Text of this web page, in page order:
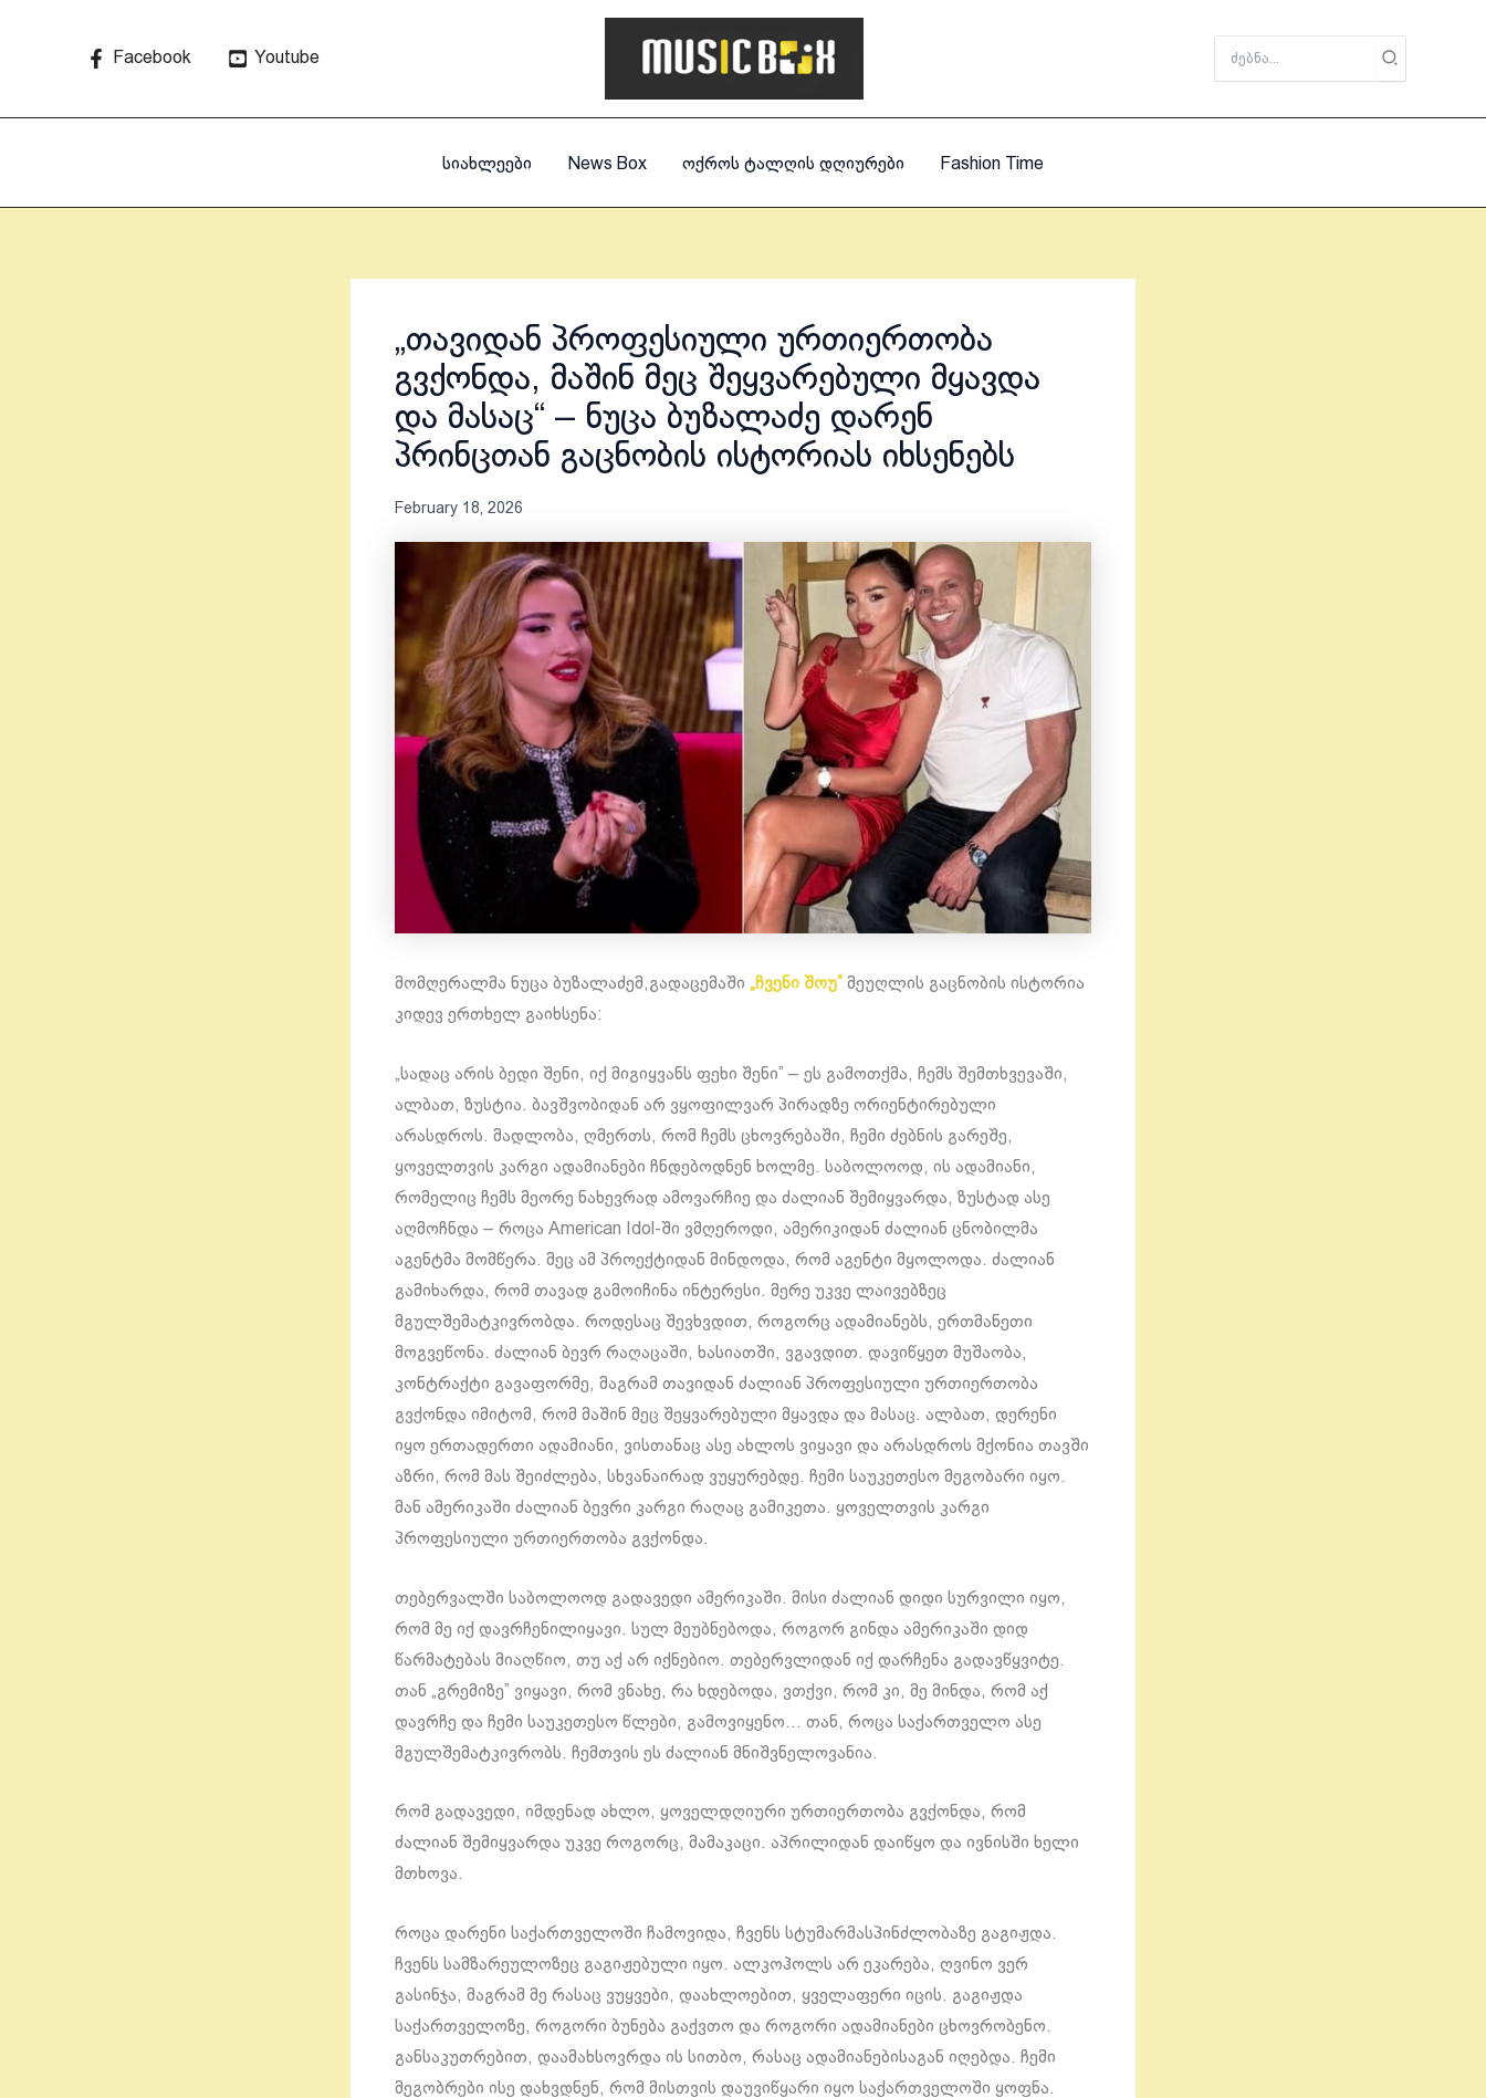
Facebook Youtube
for:
სიახლეები News Box ოქროს ტალღის დღიურები Fashion Time
„თავიდან პროფესიული ურთიერთობა
გვქონდა, მაშინ მეც შეყვარებული მყავდა
და მასაც“ – ნუცა ბუზალაძე დარენ
პრინცთან გაცნობის ისტორიას იხსენებს
February 18, 2026
მომღერალმა ნუცა ბუზალაძემ,გადაცემაში „ჩვენი შოუ” მეუღლის გაცნობის ისტორია
კიდევ ერთხელ გაიხსენა:
„სადაც არის ბედი შენი, იქ მიგიყვანს ფეხი შენი” – ეს გამოთქმა, ჩემს შემთხვევაში,
ალბათ, ზუსტია. ბავშვობიდან არ ვყოფილვარ პირადზე ორიენტირებული
არასდროს. მადლობა, ღმერთს, რომ ჩემს ცხოვრებაში, ჩემი ძებნის გარეშე,
ყოველთვის კარგი ადამიანები ჩნდებოდნენ ხოლმე. საბოლოოდ, ის ადამიანი,
რომელიც ჩემს მეორე ნახევრად ამოვარჩიე და ძალიან შემიყვარდა, ზუსტად ასე
აღმოჩნდა – როცა American Idol-ში ვმღეროდი, ამერიკიდან ძალიან ცნობილმა
აგენტმა მომწერა. მეც ამ პროექტიდან მინდოდა, რომ აგენტი მყოლოდა. ძალიან
გამიხარდა, რომ თავად გამოიჩინა ინტერესი. მერე უკვე ლაივებზეც
მგულშემატკივრობდა. როდესაც შევხვდით, როგორც ადამიანებს, ერთმანეთი
მოგვეწონა. ძალიან ბევრ რაღაცაში, ხასიათში, ვგავდით. დავიწყეთ მუშაობა,
კონტრაქტი გავაფორმე, მაგრამ თავიდან ძალიან პროფესიული ურთიერთობა
გვქონდა იმიტომ, რომ მაშინ მეც შეყვარებული მყავდა და მასაც. ალბათ, დერენი
იყო ერთადერთი ადამიანი, ვისთანაც ასე ახლოს ვიყავი და არასდროს მქონია თავში
აზრი, რომ მას შეიძლება, სხვანაირად ვუყურებდე. ჩემი საუკეთესო მეგობარი იყო.
მან ამერიკაში ძალიან ბევრი კარგი რაღაც გამიკეთა. ყოველთვის კარგი
პროფესიული ურთიერთობა გვქონდა.
თებერვალში საბოლოოდ გადავედი ამერიკაში. მისი ძალიან დიდი სურვილი იყო,
რომ მე იქ დავრჩენილიყავი. სულ მეუბნებოდა, როგორ გინდა ამერიკაში დიდ
წარმატებას მიაღწიო, თუ აქ არ იქნებიო. თებერვლიდან იქ დარჩენა გადავწყვიტე.
თან „გრემიზე” ვიყავი, რომ ვნახე, რა ხდებოდა, ვთქვი, რომ კი, მე მინდა, რომ აქ
დავრჩე და ჩემი საუკეთესო წლები, გამოვიყენო… თან, როცა საქართველო ასე
მგულშემატკივრობს. ჩემთვის ეს ძალიან მნიშვნელოვანია.
რომ გადავედი, იმდენად ახლო, ყოველდღიური ურთიერთობა გვქონდა, რომ
ძალიან შემიყვარდა უკვე როგორც, მამაკაცი. აპრილიდან დაიწყო და ივნისში ხელი
მთხოვა.
როცა დარენი საქართველოში ჩამოვიდა, ჩვენს სტუმარმასპინძლობაზე გაგიჟდა.
ჩვენს სამზარეულოზეც გაგიჟებული იყო. ალკოჰოლს არ ეკარება, ღვინო ვერ
გასინჯა, მაგრამ მე რასაც ვუყვები, დაახლოებით, ყველაფერი იცის. გაგიჟდა
საქართველოზე, როგორი ბუნება გაქვთო და როგორი ადამიანები ცხოვრობენო.
განსაკუთრებით, დაამახსოვრდა ის სითბო, რასაც ადამიანებისაგან იღებდა. ჩემი
მეგობრები ისე დახვდნენ, რომ მისთვის დაუვიწყარი იყო საქართველოში ყოფნა.